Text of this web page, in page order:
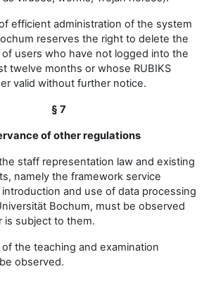
efficient administration of the system
reserves the right to delete the
users who have not logged into the
twelve months or whose RUBIKS
valid without further notice.
§ 7
of other regulations
staff representation law and existing
namely the framework service
and use of data processing
Bochum, must be observed
is subject to them.
the teaching and examination
observed.